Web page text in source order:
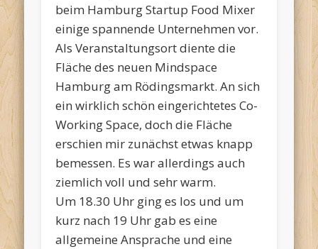
beim Hamburg Startup Food Mixer
einige spannende Unternehmen vor.
Als Veranstaltungsort diente die
Fläche des neuen Mindspace
Hamburg am Rödingsmarkt. An sich
ein wirklich schön eingerichtetes Co-
Working Space, doch die Fläche
erschien mir zunächst etwas knapp
bemessen. Es war allerdings auch
ziemlich voll und sehr warm.
Um 18.30 Uhr ging es los und um
kurz nach 19 Uhr gab es eine
allgemeine Ansprache und eine